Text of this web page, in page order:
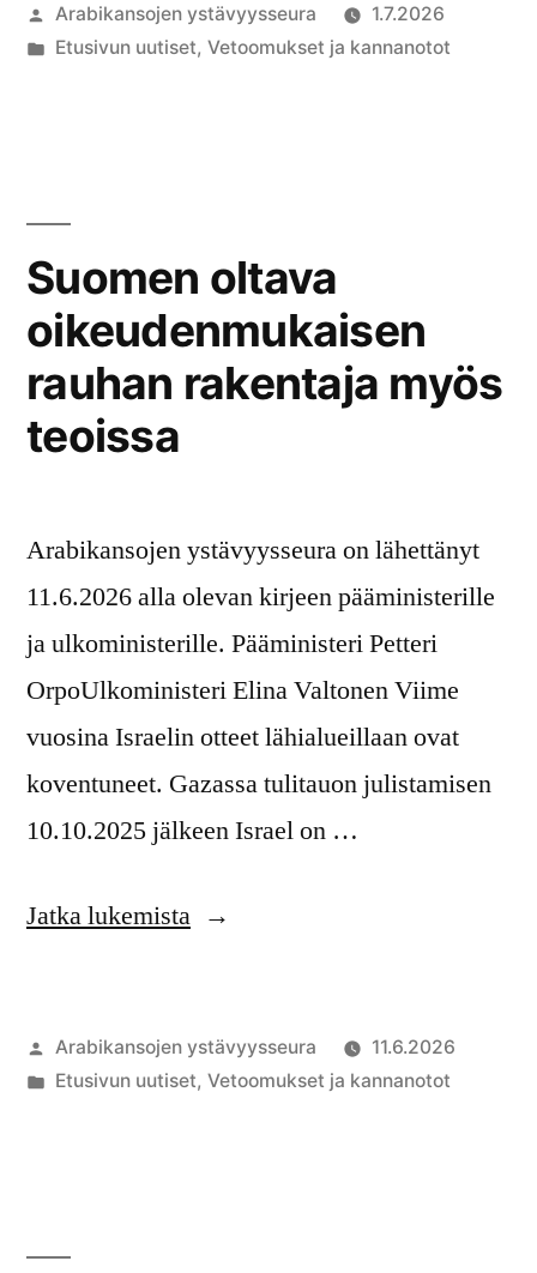
todella
vaikuttavien
ulkoasiainneuvostossa”
Artikkelin
julkaisija
Arabikansojen ystävyysseura
1.7.2026
Julkaistu
Etusivun uutiset, Vetoomukset ja kannanotot
Suomen oltava
oikeudenmukaisen
rauhan rakentaja myös
teoissa
Arabikansojen ystävyysseura on lähettänyt
11.6.2026 alla olevan kirjeen pääministerille
ja ulkoministerille. Pääministeri Petteri
OrpoUlkoministeri Elina Valtonen Viime
vuosina Israelin otteet lähialueillaan ovat
koventuneet. Gazassa tulitauon julistamisen
10.10.2025 jälkeen Israel on …
Jatka lukemista”Suomen
rauhan
rakentaja
Artikkelin
julkaisija
Arabikansojen ystävyysseura
11.6.2026
Julkaistu
Etusivun uutiset, Vetoomukset ja kannanotot